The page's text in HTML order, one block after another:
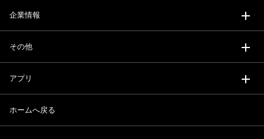
企業情報
その他
アプリ
ホームへ戻る